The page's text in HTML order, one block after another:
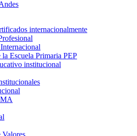
internacionalmente
la Escuela Primaria PEP
institucional
Valores